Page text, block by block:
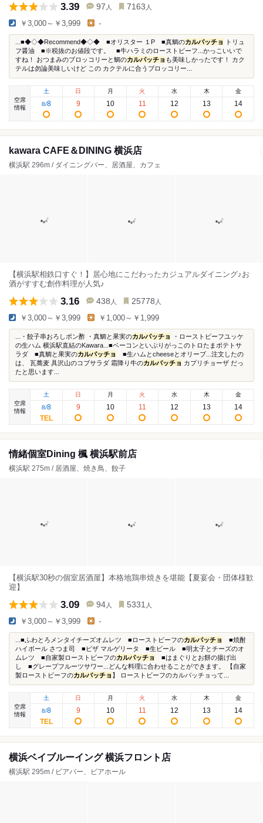
3.39 97 人 7163 人
￥3,000～￥3,999 -
...■◆◇◆Recommend◆◇◆ ■オリスター １P ■真鯛のカルパッチョ
トリュ
フ醤油 ■※税抜のお値段です。 ■牛ハラミのローストビーフ...かっこいいで
すね！ おつまみのブロッコリーと鯛のカルパッチョ も美味しかったです！ カク
テルは勿論美味しいけど この カクテルに合うブロッコリー...
空席
情報
土
8/8
日
9
月
10
火
11
水
12
木
13
金
14
kawara CAFE＆DINING 横浜店
横浜駅 296m / ダイニングバー、居酒屋、カフェ
【横浜駅相鉄口すぐ！】居心地にこだわったカジュアルダイニング♪お
酒がすすむ創作料理が人気♪
3.16 438 人 25778 人
￥3,000～￥3,999 ￥1,000～￥1,999
...・餃子串おろしポン酢 ・真鯛と果実のカルパッチョ
・ローストビーフユッケ
の生ハム 横浜駅直結のKawara...■ベーコンといぶりがっこのトロたまポテトサ
ラダ ■真鯛と果実のカルパッチョ
■生ハムとcheeseとオリーブ...注文したの
は、 瓦蕎麦 具沢山のコブサラダ 霜降り牛のカルパッチョ カプリチョーザ だっ
たと思います...
空席
情報
土
8/8
日
9
月
10
火
11
水
12
木
13
金
14
情緒個室Dining 楓 横浜駅前店
横浜駅 275m / 居酒屋、焼き鳥、餃子
【横浜駅30秒の個室居酒屋】本格地鶏串焼きを堪能【夏宴会・団体様歓
迎】
3.09 94 人 5331 人
￥3,000～￥3,999 -
...■ふわとろメンタイチーズオムレツ ■ローストビーフのカルパッチョ
■焼酎
ハイボール さつま司 ■ピザ マルゲリータ ■生ビール ■明太子とチーズのオ
ムレツ ■自家製ローストビーフのカルパッチョ
■はまぐりとお餅の揚げ出
し ■グレープフルーツサワー...どんな料理に合わせることができます。 【自家
製ローストビーフのカルパッチョ 】 ローストビーフのカルパッチョって...
空席
情報
土
8/8
日
9
月
10
火
11
水
12
木
13
金
14
横浜ベイブルーイング 横浜フロント店
横浜駅 295m / ビアバー、ビアホール